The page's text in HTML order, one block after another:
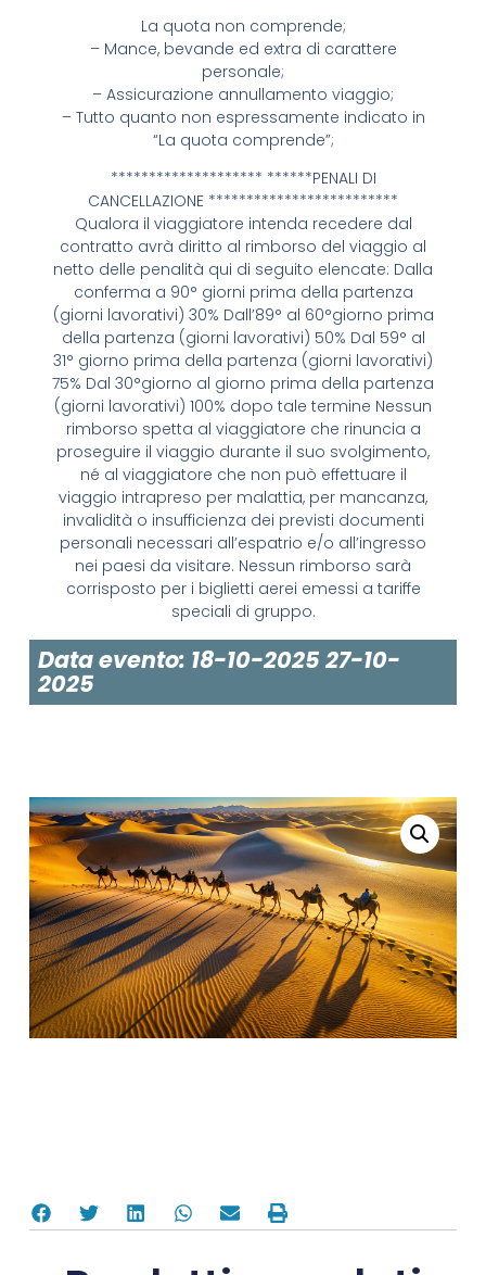
La quota non comprende;
– Mance, bevande ed extra di carattere
personale;
– Assicurazione annullamento viaggio;
– Tutto quanto non espressamente indicato in
“La quota comprende”;
******************** ******PENALI DI
CANCELLAZIONE *************************
Qualora il viaggiatore intenda recedere dal
contratto avrà diritto al rimborso del viaggio al
netto delle penalità qui di seguito elencate: Dalla
conferma a 90° giorni prima della partenza
(giorni lavorativi) 30% Dall’89° al 60°giorno prima
della partenza (giorni lavorativi) 50% Dal 59° al
31° giorno prima della partenza (giorni lavorativi)
75% Dal 30°giorno al giorno prima della partenza
(giorni lavorativi) 100% dopo tale termine Nessun
rimborso spetta al viaggiatore che rinuncia a
proseguire il viaggio durante il suo svolgimento,
né al viaggiatore che non può effettuare il
viaggio intrapreso per malattia, per mancanza,
invalidità o insufficienza dei previsti documenti
personali necessari all’espatrio e/o all’ingresso
nei paesi da visitare. Nessun rimborso sarà
corrisposto per i biglietti aerei emessi a tariffe
speciali di gruppo.
Data evento: 18-10-2025 27-10-
2025